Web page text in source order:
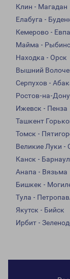
Клин - Магадан
Елабуга -
Кемерово -
Майма -
Находка - Орск
Вышний
Серпухов -
Ростов-на-
Ижевск - Пенза
Ташкент
Томск -
Великие Луки -
Канск - Барнаул
Анапа - Вязьма
Бишкек -
Тула -
Якутск - Бийск
Ирбит -